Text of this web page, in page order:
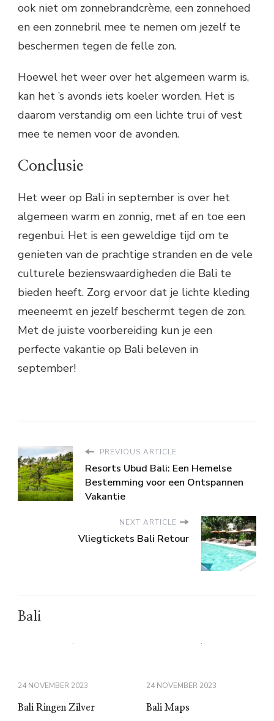
ook niet om zonnebrandcrème, een zonnehoed
en een zonnebril mee te nemen om jezelf te
beschermen tegen de felle zon.
Hoewel het weer over het algemeen warm is,
kan het ’s avonds iets koeler worden. Het is
daarom verstandig om een lichte trui of vest
mee te nemen voor de avonden.
Conclusie
Het weer op Bali in september is over het
algemeen warm en zonnig, met af en toe een
regenbui. Het is een geweldige tijd om te
genieten van de prachtige stranden en de vele
culturele bezienswaardigheden die Bali te
bieden heeft. Zorg ervoor dat je lichte kleding
meeneemt en jezelf beschermt tegen de zon.
Met de juiste voorbereiding kun je een
perfecte vakantie op Bali beleven in
september!
PREVIOUS ARTICLE
Resorts Ubud Bali: Een Hemelse
Bestemming voor een Ontspannen
Vakantie
NEXT ARTICLE
Vliegtickets Bali Retour
Bali
24 NOVEMBER 2023
Bali Ringen Zilver
24 NOVEMBER 2023
Bali Maps